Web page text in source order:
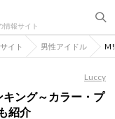
情報サイト
イト 男性アイドル
Luccy
ング～カラー・プ
紹介